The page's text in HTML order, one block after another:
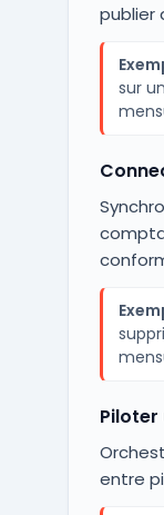
publier
sur
entre